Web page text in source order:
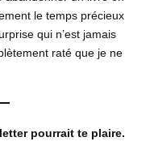
le temps précieux
qui n’est jamais
raté que je ne
pourrait te plaire.